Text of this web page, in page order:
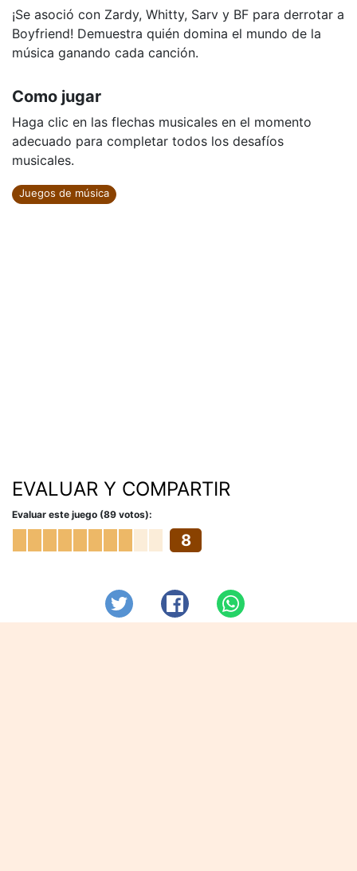
¡Se asoció con Zardy, Whitty, Sarv y BF para derrotar a
Boyfriend! Demuestra quién domina el mundo de la
música ganando cada canción.
Como jugar
Haga clic en las flechas musicales en el momento
adecuado para completar todos los desafíos
musicales.
Juegos de música
EVALUAR Y COMPARTIR
Evaluar este juego (89 votos):
8